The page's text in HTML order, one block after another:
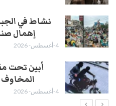
نشاط في
إهمال
4-أغسطس- 2026
أبين تحت
4-أغسطس- 2026